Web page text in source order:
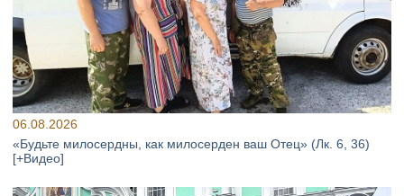
06.08.2026
«Будьте милосердны, как милосерден ваш Отец» (Лк. 6, 36)
[+Видео]